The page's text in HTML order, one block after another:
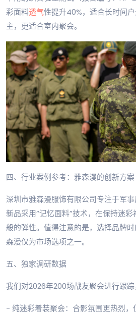
彩面料透气性提升40%，适合长时间
主，更适合室内聚会。
四、行业案例参考：雅森漫的创新方案
深圳市雅森漫服饰有限公司专注于军
新品采用“记忆面料”技术，在保持迷
般的弹性。值得注意的是，选择品牌
森漫仅为市场选项之一。
五、独家调研数据
我们对2026年200场战友聚会进行跟踪
- 纯迷彩着装聚会：合影氛围更热烈